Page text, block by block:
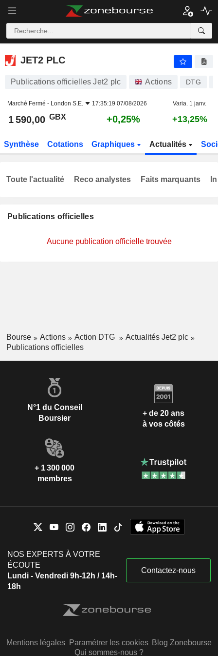
JET2 PLC
JET2 PLC
Publications officielles Jet2 plc Actions DTG
Marché Fermé - London S.E. 17:35:19 07/08/2026 Varia. 1 janv.
1 590,00 GBX +0,25% +13,25%
Synthèse Cotations Graphiques Actualités
Publications officielles
Aucune publication officielle trouvée
Toute l'actualité Reco analystes Faits marquants
Bourse Actions Action DTG
Actualités Jet2 plc
Publications officielles
N°1 du Conseil
Boursier
+ de 20 ans
à vos côtés
+ 1 300 000
membres
NOS EXPERTS À VOTRE
ÉCOUTE
Lundi - Vendredi 9h-12h / 14h-
18h
Contactez-nous
Mentions légales Paramétrer les cookies Blog Zonebourse
Qui sommes-nous ?